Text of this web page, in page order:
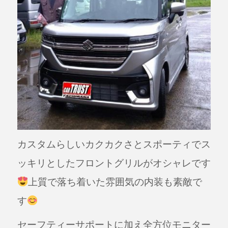
カスタムらしいカクカクさとスポーティでス
ッキリとしたフロントグリルがオシャレです
上質で落ち着いた雰囲気の内装も素敵で
す
セーフティーサポートに加え全方位モニター